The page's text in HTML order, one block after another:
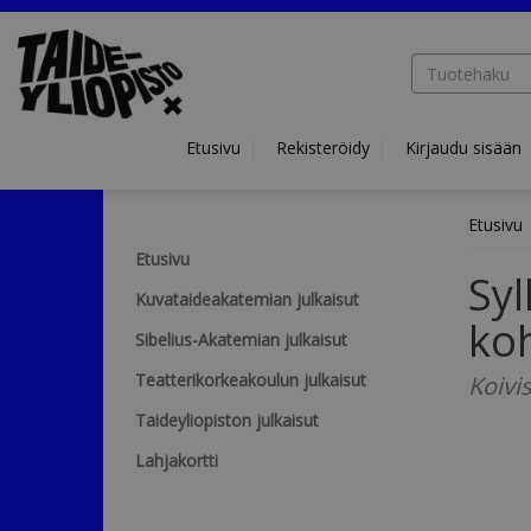
Hyppää pääsisältöön
Etusivu Rekisteröidy Kirjaudu sisään
Etusivu
Kuvataideakatemian julkaisut
Sibelius-Akatemian julkaisut
Teatterikorkeakoulun julkaisut
Taideyliopiston julkaisut
Lahjakortti
Etusivu